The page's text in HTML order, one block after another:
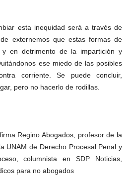
esta inequidad será a través de
externemos que estas formas de
y en detrimento de la impartición y
ese miedo de las posibles
corriente. Se puede concluir,
pero no hacerlo de rodillas.
Regino Abogados, profesor de la
UNAM de Derecho Procesal Penal y
columnista en SDP Noticias,
para no abogados